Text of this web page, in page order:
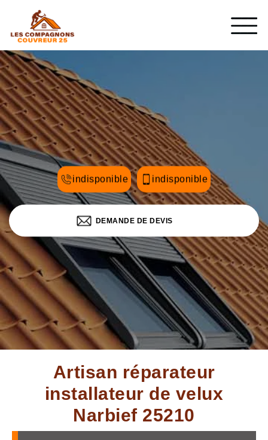
indisponible indisponible
DEMANDE DE DEVIS
Artisan réparateur
installateur de velux
Narbief 25210